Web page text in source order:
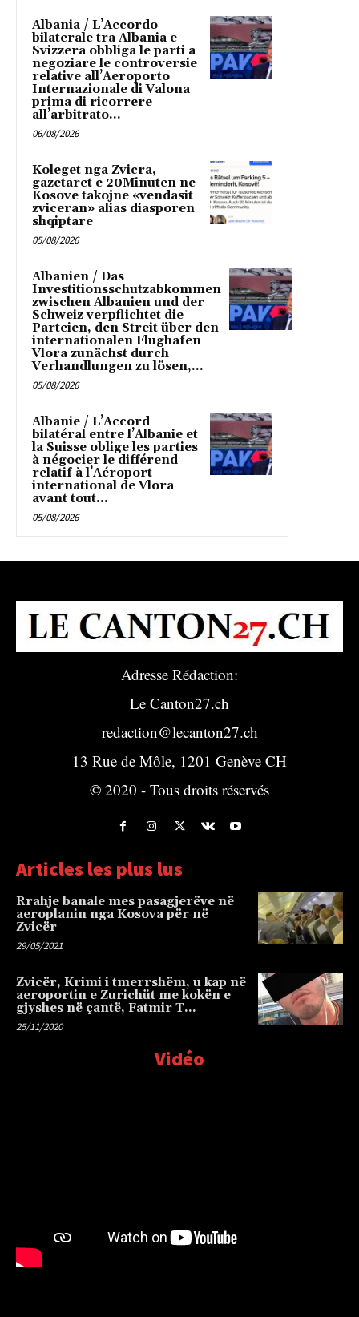
Albania / L’Accordo
bilaterale tra Albania e
Svizzera obbliga le parti a
negoziare le controversie
relative all’Aeroporto
Internazionale di Valona
prima di ricorrere
all’arbitrato...
06/08/2026
Koleget nga Zvicra,
gazetaret e 20Minuten ne
Kosove takojne «vendasit
zviceran» alias diasporen
shqiptare
05/08/2026
Albanien / Das
Investitionsschutzabkommen
zwischen Albanien und der
Schweiz verpflichtet die
Parteien, den Streit über den
internationalen Flughafen
Vlora zunächst durch
Verhandlungen zu lösen,...
05/08/2026
Albanie / L’Accord
bilatéral entre l’Albanie et
la Suisse oblige les parties
à négocier le différend
relatif à l’Aéroport
international de Vlora
avant tout...
05/08/2026
Adresse Rédaction:
Le Canton27.ch
redaction@lecanton27.ch
13 Rue de Môle, 1201 Genève CH
© 2020 - Tous droits réservés
Articles les plus lus
Rrahje banale mes pasagjerëve në
aeroplanin nga Kosova për në
Zvicër
29/05/2021
Zvicër, Krimi i tmerrshëm, u kap në
aeroportin e Zurichüt me kokën e
gjyshes në çantë, Fatmir T…
25/11/2020
Vidéo